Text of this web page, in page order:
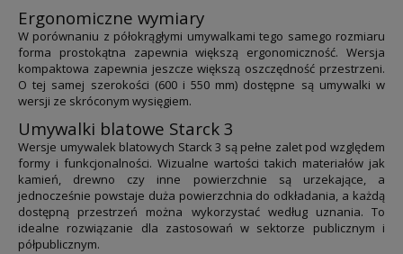
Ergonomiczne wymiary
W porównaniu z półokrągłymi umywalkami tego samego rozmiaru
forma prostokątna zapewnia większą ergonomiczność. Wersja
kompaktowa zapewnia jeszcze większą oszczędność przestrzeni.
O tej samej szerokości (600 i 550 mm) dostępne są umywalki w
wersji ze skróconym wysięgiem.
Umywalki blatowe Starck 3
Wersje umywalek blatowych Starck 3 są pełne zalet pod względem
formy i funkcjonalności. Wizualne wartości takich materiałów jak
kamień, drewno czy inne powierzchnie są urzekające, a
jednocześnie powstaje duża powierzchnia do odkładania, a każdą
dostępną przestrzeń można wykorzystać według uznania. To
idealne rozwiązanie dla zastosowań w sektorze publicznym i
półpublicznym.